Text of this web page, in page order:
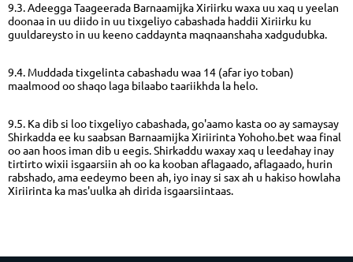
9.3. Adeegga Taageerada Barnaamijka Xiriirku waxa uu xaq u yeelan
doonaa in uu diido in uu tixgeliyo cabashada haddii Xiriirku ku
guuldareysto in uu keeno caddaynta maqnaanshaha xadgudubka.
9.4. Muddada tixgelinta cabashadu waa 14 (afar iyo toban)
maalmood oo shaqo laga bilaabo taariikhda la helo.
9.5. Ka dib si loo tixgeliyo cabashada, go'aamo kasta oo ay samaysay
Shirkadda ee ku saabsan Barnaamijka Xiriirinta Yohoho.bet waa final
oo aan hoos iman dib u eegis. Shirkaddu waxay xaq u leedahay inay
tirtirto wixii isgaarsiin ah oo ka kooban aflagaado, aflagaado, hurin
rabshado, ama eedeymo been ah, iyo inay si sax ah u hakiso howlaha
Xiriirinta ka mas'uulka ah dirida isgaarsiintaas.